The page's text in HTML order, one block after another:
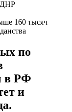
160 тысяч
по
в РФ
и